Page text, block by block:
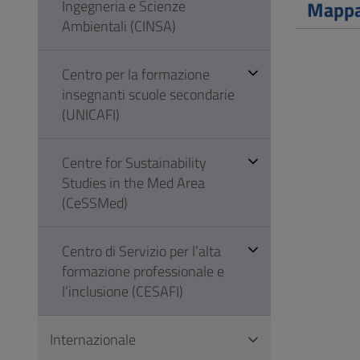
Ingegneria e Scienze
Ambientali (CINSA)
Centro per la formazione
insegnanti scuole secondarie
(UNICAFI)
Centre for Sustainability
Studies in the Med Area
(CeSSMed)
Centro di Servizio per l’alta
formazione professionale e
l’inclusione (CESAFI)
Internazionale